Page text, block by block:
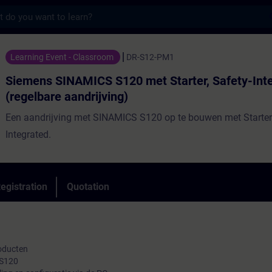
S120 met Starter, Safety-
Learning Event - Classroom DR-S12-PM1
Siemens SINAMICS S120 met Starter, Safety-
(regelbare aandrijving)
Een aandrijving met SINAMICS S120 op te bouwen met
Integrated.
Quotation